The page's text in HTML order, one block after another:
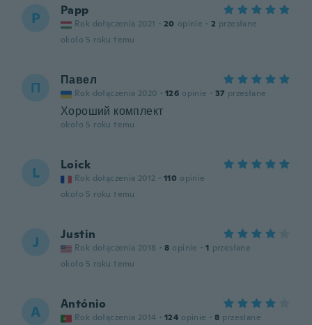
P Papp
Rok dołączenia 2021 · 20 opinie · 2 przesłane
około 5 roku temu
П Павел
Rok dołączenia 2020 · 126 opinie · 37 przesłane
Хороший комплект
około 5 roku temu
L Loick
Rok dołączenia 2012 · 110 opinie
około 5 roku temu
J Justin
Rok dołączenia 2018 · 8 opinie · 1 przesłane
około 5 roku temu
A António
Rok dołączenia 2014 · 124 opinie · 8 przesłane